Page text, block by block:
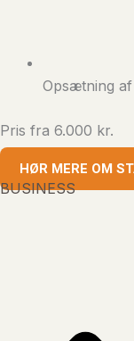
Opsætning
Pris fra 6.000 kr.
HØR MERE OM
BUSINESS